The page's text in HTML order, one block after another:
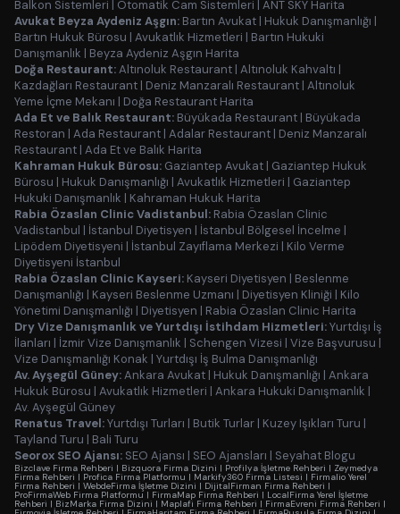
Balkon Sistemleri | Otomatik Cam Sistemleri | ANT SKY Harita
Avukat Beyza Aydeniz Aşgın: Bartın Avukat | Hukuk Danışmanlığı |
Bartın Hukuk Bürosu | Avukatlık Hizmetleri | Bartın Hukuki
Danışmanlık | Beyza Aydeniz Aşgın Harita
Doğa Restaurant:Altınoluk Restaurant | Altınoluk Kahvaltı |
Kazdağları Restaurant | Deniz Manzaralı Restaurant | Altınoluk
Yeme İçme Mekanı | Doğa Restaurant Harita
Ada Et ve Balık Restaurant: Büyükada Restaurant | Büyükada
Restoran | Ada Restaurant | Adalar Restaurant | Deniz Manzaralı
Restaurant | Ada Et ve Balık Harita
Kahraman Hukuk Bürosu: Gaziantep Avukat | Gaziantep Hukuk
Bürosu | Hukuk Danışmanlığı | Avukatlık Hizmetleri | Gaziantep
Hukuki Danışmanlık | Kahraman Hukuk Harita
Rabia Özaslan Clinic Vadistanbul: Rabia Özaslan Clinic
Vadistanbul | İstanbul Diyetisyen | İstanbul Bölgesel İncelme |
Lipödem Diyetisyeni | İstanbul Zayıflama Merkezi | Kilo Verme
Diyetisyeni İstanbul
Rabia Özaslan Clinic Kayseri: Kayseri Diyetisyen | Beslenme
Danışmanlığı | Kayseri Beslenme Uzmanı | Diyetisyen Kliniği | Kilo
Yönetimi Danışmanlığı | Diyetisyen | Rabia Özaslan Clinic Harita
Dry Vize Danışmanlık ve Yurtdışı İstihdam Hizmetleri:Yurtdışı İş
İlanları | İzmir Vize Danışmanlık | Schengen Vizesi | Vize Başvurusu |
Vize Danışmanlığı Konak | Yurtdışı İş Bulma Danışmanlığı
Av. Ayşegül Güney:Ankara Avukat | Hukuk Danışmanlığı | Ankara
Hukuk Bürosu | Avukatlık Hizmetleri | Ankara Hukuki Danışmanlık |
Av. Ayşegül Güney
Renatus Travel:Yurtdışı Turları | Butik Turlar | Kuzey Işıkları Turu |
Tayland Turu | Bali Turu
Seorox SEO Ajansı: SEO Ajansı | SEO Ajansları | Seyahat Blogu
Bizclave Firma Rehberi | Bizquora Firma Dizini | Profilya İşletme Rehberi | Zeymedya
Firma Rehberi | Profica Firma Platformu | Markify360 Firma Listesi | Firmalio Yerel
Firma Rehberi | WebdeFirma İşletme Dizini | DijitalFirman Firma Rehberi |
ProFirmaWeb Firma Platformu | FirmaMap Firma Rehberi | LocalFirma Yerel İşletme
Rehberi | BizMarka Firma Dizini | Maplafi Firma Rehberi | FirmaEvreni Firma Rehberi |